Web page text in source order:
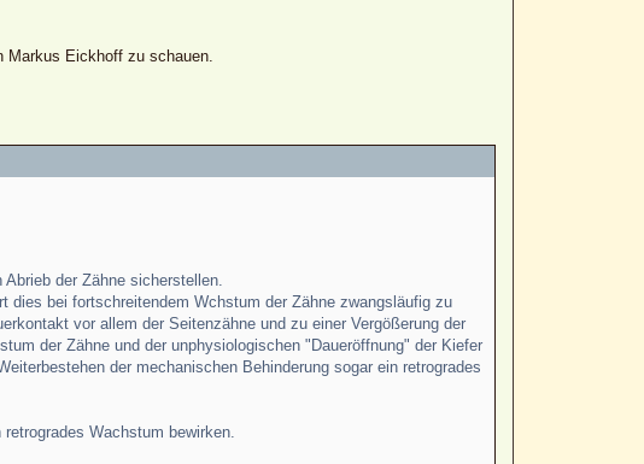
Markus Eickhoff zu schauen.
der Zähne sicherstellen.
dies bei fortschreitendem Wchstum der Zähne zwangsläufig zu
vor allem der Seitenzähne und zu einer Vergößerung der
der Zähne und der unphysiologischen "Daueröffnung" der Kiefer
der mechanischen Behinderung sogar ein retrogrades
Wachstum bewirken.